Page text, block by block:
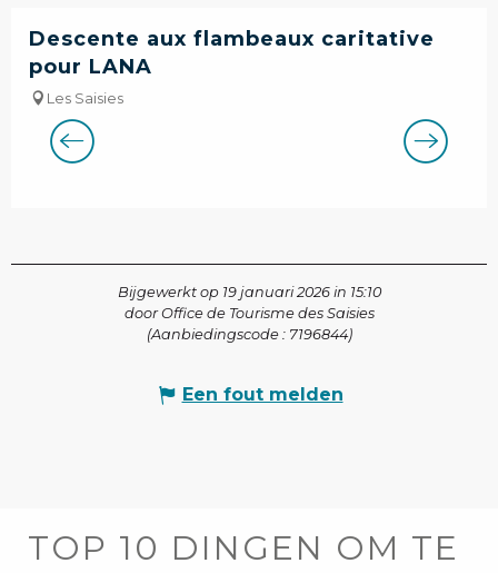
Descente aux flambeaux caritative
pour LANA
Les Saisies
Bijgewerkt op 19 januari 2026 in 15:10
door Office de Tourisme des Saisies
(Aanbiedingscode : 7196844)
Een fout melden
TOP 10 DINGEN OM TE